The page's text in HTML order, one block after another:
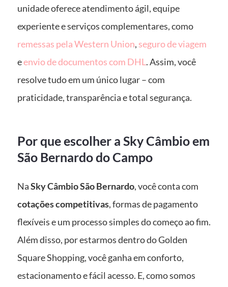
unidade oferece atendimento ágil, equipe
experiente e serviços complementares, como
remessas pela Western Union, seguro de viagem
eenvio de documentos com DHL. Assim, você
resolve tudo em um único lugar – com
praticidade, transparência e total segurança.
Por que escolher a Sky Câmbio em
São Bernardo do Campo
NaSky Câmbio São Bernardo, você conta com
cotações competitivas, formas de pagamento
flexíveis e um processo simples do começo ao fim.
Além disso, por estarmos dentro do Golden
Square Shopping, você ganha em conforto,
estacionamento e fácil acesso. E, como somos